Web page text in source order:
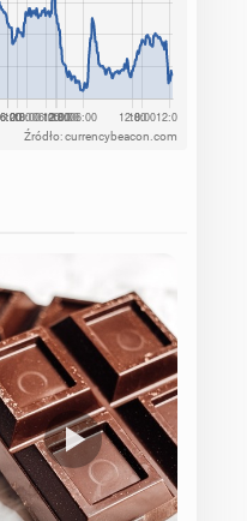
Źródło: currencybeacon.com